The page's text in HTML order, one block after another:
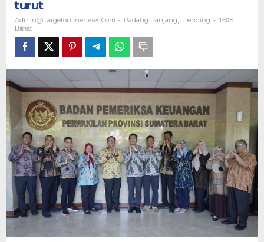
Optimistis
WTP
ke-
Berturut-
turut
turut
Admin@targetonlinenews.com - Padang Panjang Trending - 1608
Dilihat